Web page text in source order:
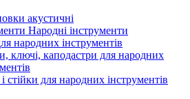
акустичні
Народні інструменти
народних інструментів
ключі, каподастри для народних
стійки для народних інструментів